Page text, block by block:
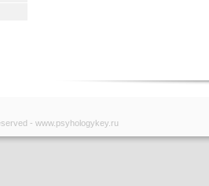
- www.psyhologykey.ru